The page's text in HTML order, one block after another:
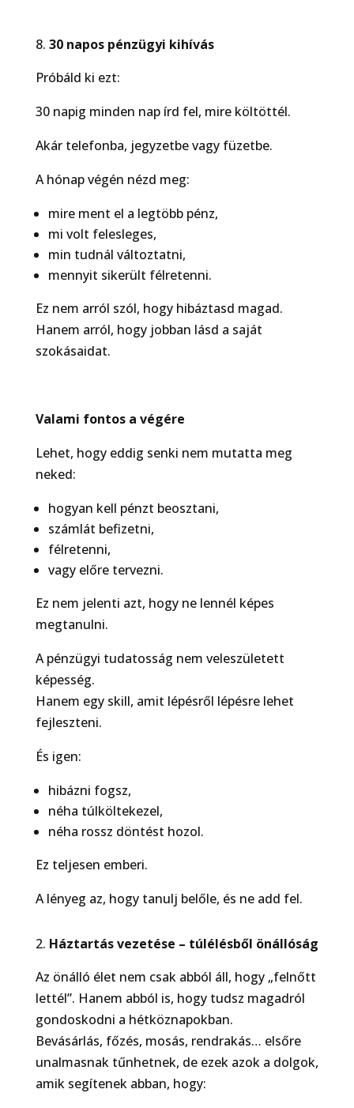
30 napos pénzügyi kihívás
Próbáld ki ezt:
30 napig minden nap írd fel, mire költöttél.
Akár telefonba, jegyzetbe vagy füzetbe.
A hónap végén nézd meg:
mire ment el a legtöbb pénz,
mi volt felesleges,
min tudnál változtatni,
mennyit sikerült félretenni.
Ez nem arról szól, hogy hibáztasd magad.
Hanem arról, hogy jobban lásd a saját
szokásaidat.
Valami fontos a végére
Lehet, hogy eddig senki nem mutatta meg
neked:
hogyan kell pénzt beosztani,
számlát befizetni,
félretenni,
vagy előre tervezni.
Ez nem jelenti azt, hogy ne lennél képes
megtanulni.
A pénzügyi tudatosság nem veleszületett
képesség.
Hanem egy skill, amit lépésről lépésre lehet
fejleszteni.
És igen:
hibázni fogsz,
néha túlköltekezel,
néha rossz döntést hozol.
Ez teljesen emberi.
A lényeg az, hogy tanulj belőle, és ne add fel.
Háztartás vezetése – túlélésből önállóság
Az önálló élet nem csak abból áll, hogy „felnőtt
lettél”. Hanem abból is, hogy tudsz magadról
gondoskodni a hétköznapokban.
Bevásárlás, főzés, mosás, rendrakás… elsőre
unalmasnak tűnhetnek, de ezek azok a dolgok,
amik segítenek abban, hogy: